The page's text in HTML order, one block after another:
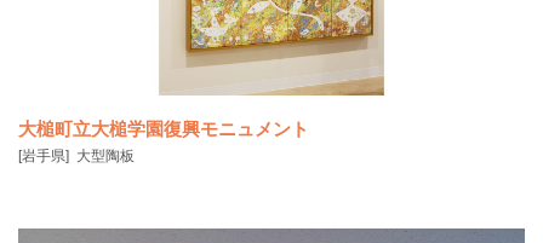
大槌町立大槌学園復興モニュメント
[岩手県] 大型陶板